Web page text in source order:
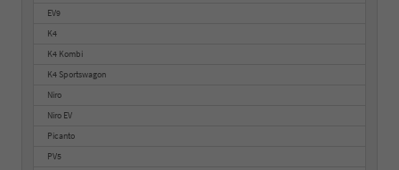
EV9
K4
K4 Kombi
K4 Sportswagon
Niro
Niro EV
Picanto
PV5